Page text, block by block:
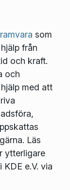
som
från
och kraft.
och
med att
Läs
ytterligare
e.V. via